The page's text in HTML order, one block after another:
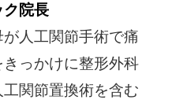
ク院長
人工関節手術で痛
っかけに整形外科
関節置換術を含む